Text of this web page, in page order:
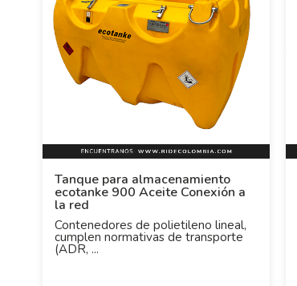
Tanque para almacenamiento
ecotanke 900 Aceite Conexión a
la red
Contenedores de polietileno lineal,
cumplen normativas de transporte
(ADR, ...